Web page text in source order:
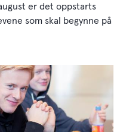
er det oppstarts
som skal begynne på